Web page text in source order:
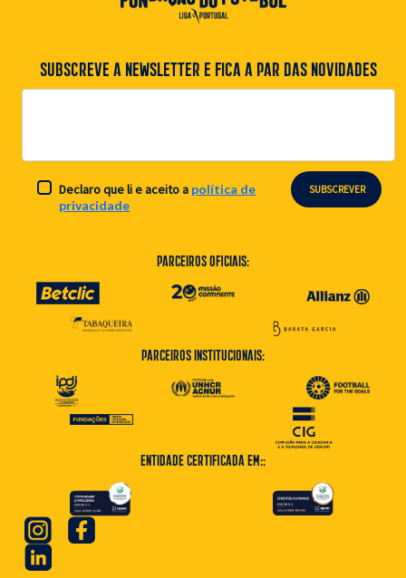
SUBSCREVE A NEWSLETTER E FICA A PAR DAS NOVIDADES
Declaro que li e aceito a política de
privacidade
SUBSCREVER
Parceiros Oficiais:
Parceiros Institucionais:
Entidade Certificada em::